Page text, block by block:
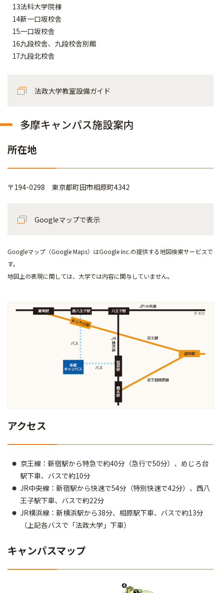
法科大学院棟
新一口坂校舎
一口坂校舎
九段校舎、九段校舎別館
九段北校舎
法政大学教室設備ガイド
多摩キャンパス施設案内
所在地
〒194-0298 東京都町田市相原町4342
Googleマップで表示
Googleマップ（Google Maps）はGoogle Inc.の提供する地図検索サービスで
す。
地図上の表現に関しては、大学では内容に関与していません。
アクセス
京王線：新宿駅から特急で約40分（急行で50分）、めじろ台
駅下車、バスで約10分
JR中央線：新宿駅から快速で54分（特別快速で42分）、西八
王子駅下車、バスで約22分
JR横浜線：新横浜駅から38分、相原駅下車、バスで約13分
（上記各バスで「法政大学」下車）
キャンパスマップ